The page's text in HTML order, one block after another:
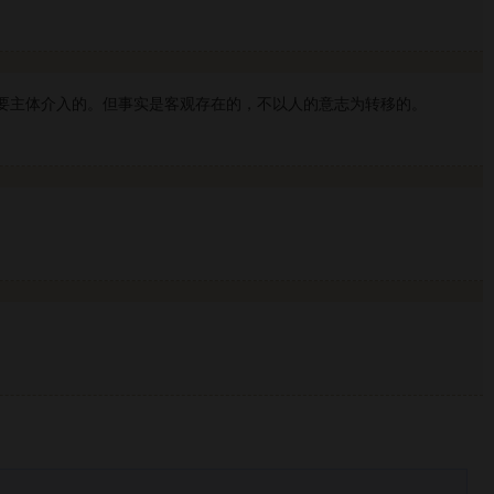
体介入的。但事实是客观存在的，不以人的意志为转移的。